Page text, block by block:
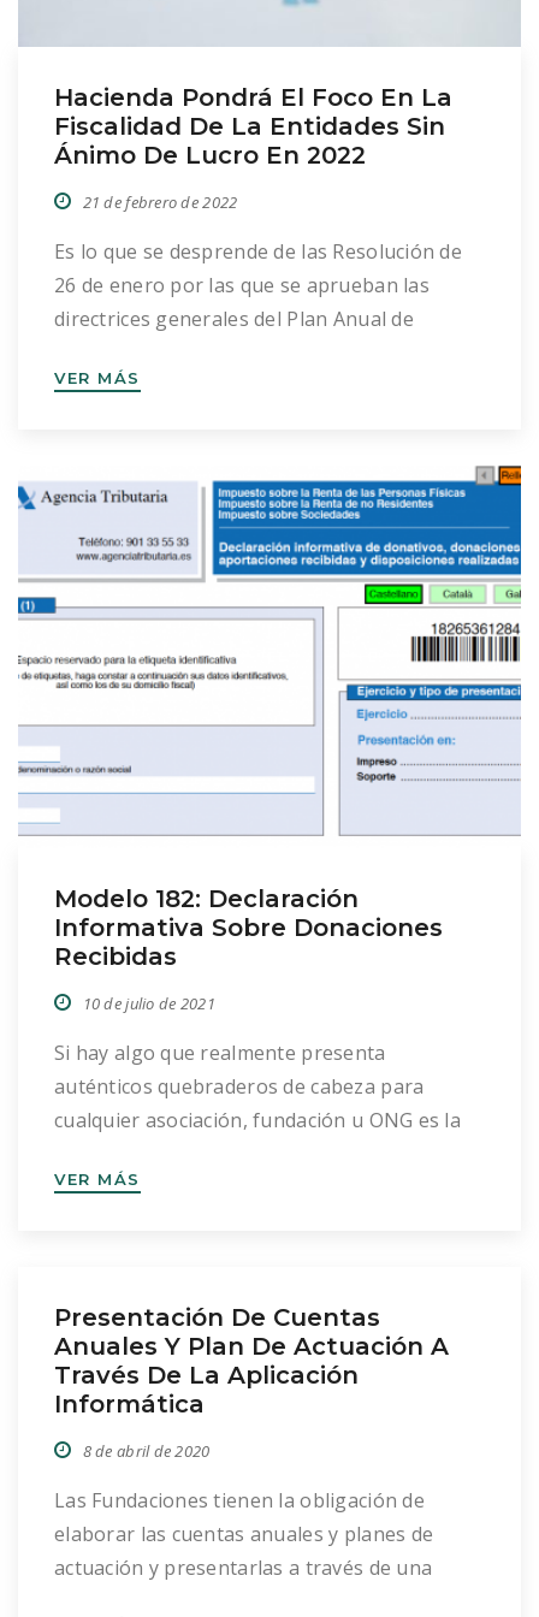
Hacienda Pondrá El Foco En La
Fiscalidad De La Entidades Sin
Ánimo De Lucro En 2022
21 de febrero de 2022
Es lo que se desprende de las Resolución de
26 de enero por las que se aprueban las
directrices generales del Plan Anual de
publicó el pasado 31 de enero en el Boletín
VER MÁS
Modelo 182: Declaración
Informativa Sobre Donaciones
Recibidas
10 de julio de 2021
Si hay algo que realmente presenta
auténticos quebraderos de cabeza para
cualquier asociación, fundación u ONG es la
hacer frente a cualquier gestión a nivel fiscal.
182, […]
VER MÁS
Presentación De Cuentas
Anuales Y Plan De Actuación A
Través De La Aplicación
Informática
8 de abril de 2020
Las Fundaciones tienen la obligación de
elaborar las cuentas anuales y planes de
actuación y presentarlas a través de una